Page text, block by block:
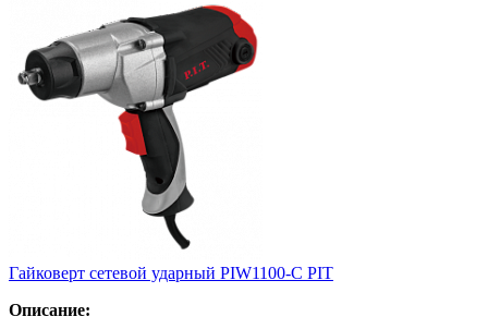
Гайковерт сетевой ударный PIW1100-C PIT
Описание: